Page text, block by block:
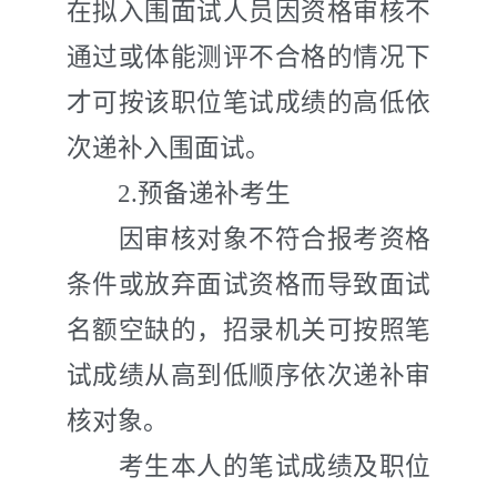
在拟入围面试人员因资格审核不
通过或体能测评不合格的情况下
才可按该职位笔试成绩的高低依
次递补入围面试。
2.预备递补考生
因审核对象不符合报考资格
条件或放弃面试资格而导致面试
名额空缺的 ， 招录机关可按照笔
试成绩从高到低顺序依次递补审
核对象。
考生本人的笔试成绩及职位